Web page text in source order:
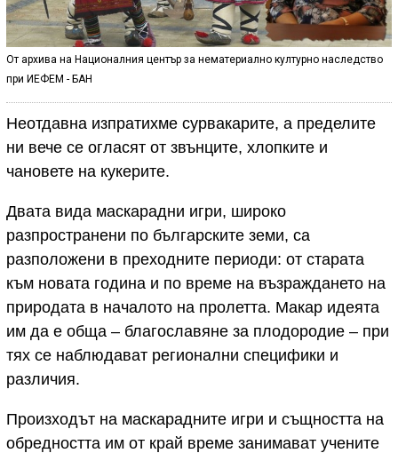
От архива на Националния център за нематериално културно наследство
при ИЕФЕМ - БАН
Неотдавна изпратихме сурвакарите, а пределите
ни вече се огласят от звънците, хлопките и
чановете на кукерите.
Двата вида маскарадни игри, широко
разпространени по българските земи, са
разположени в преходните периоди: от старата
към новата година и по време на възраждането на
природата в началото на пролетта. Макар идеята
им да е обща – благославяне за плодородие – при
тях се наблюдават регионални специфики и
различия.
Произходът на маскарадните игри и същността на
обредността им от край време занимават учените